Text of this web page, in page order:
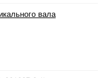
вала